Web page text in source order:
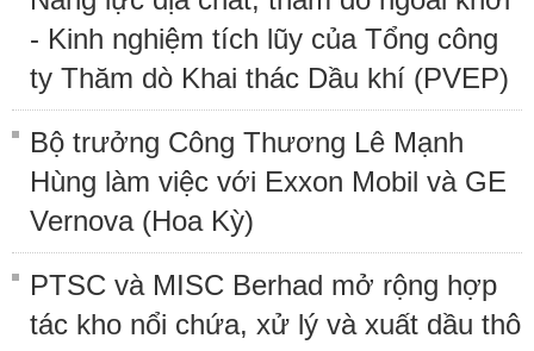
- Kinh nghiệm tích lũy của Tổng công
ty Thăm dò Khai thác Dầu khí (PVEP)
Bộ trưởng Công Thương Lê Mạnh
Hùng làm việc với Exxon Mobil và GE
Vernova (Hoa Kỳ)
PTSC và MISC Berhad mở rộng hợp
tác kho nổi chứa, xử lý và xuất dầu thô